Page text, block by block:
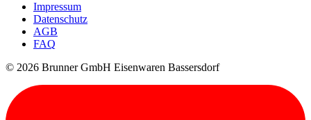
Impressum
Datenschutz
AGB
FAQ
© 2026 Brunner GmbH Eisenwaren Bassersdorf